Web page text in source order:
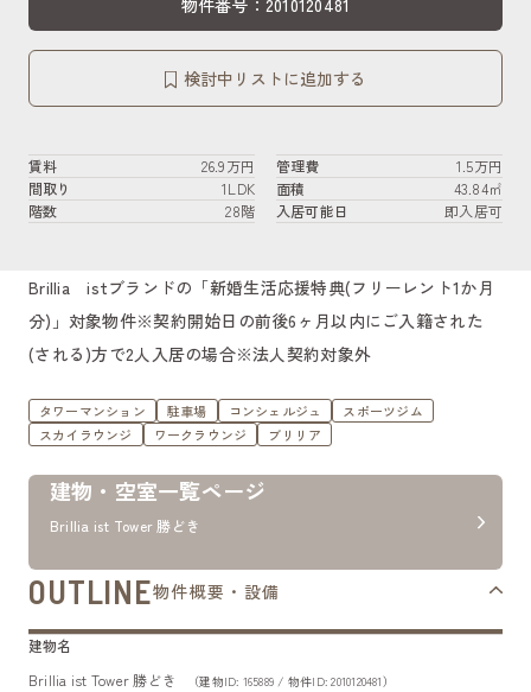
物件番号：2010120481
検討中リストに追加する
賃料 26.9万円 管理費
1.5万円
間取り
1LDK 面積
43.84㎡
階数
28階 入居可能日 即入居可
Brillia istブランドの「新婚生活応援特典(フリーレント1か月
分)」対象物件※契約開始日の前後6ヶ月以内にご入籍された
(される)方で2人入居の場合※法人契約対象外
タワーマンション 駐車場 コンシェルジュ
スポーツジム
スカイラウンジ
ワークラウンジ ブリリア
建物・空室一覧ページ
Brillia ist Tower 勝どき
OUTLINE物件概要・設備
建物名
Brillia ist Tower 勝どき
（建物ID: 165889 / 物件ID: 2010120481）